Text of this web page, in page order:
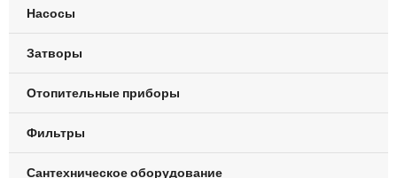
Насосы
Затворы
Отопительные приборы
Фильтры
Сантехническое оборудование